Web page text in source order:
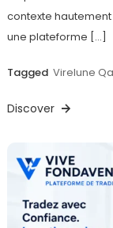
contexte
une plateforme […]
Tagged Virelune
Discover